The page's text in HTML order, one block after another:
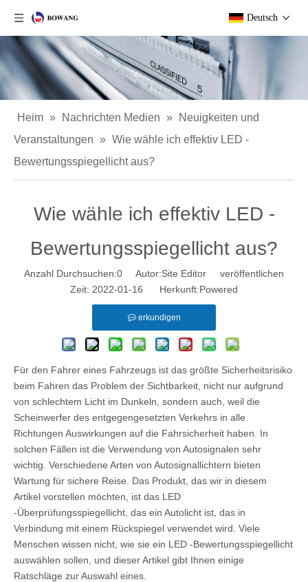
Deutsch
Heim » Nachrichten Medien »
Neuigkeiten und
Veranstaltungen » Wie wähle ich effektiv LED -
Bewertungsspiegellicht aus?
Wie wähle ich effektiv LED -
Bewertungsspiegellicht aus?
Anzahl Durchsuchen:0 Autor:Site Editor veröffentlichen
Zeit: 2022-01-16 Herkunft:Powered
erkundigen
Für den Fahrer eines Fahrzeugs ist das größte Sicherheitsrisiko
beim Fahren das Problem der Sichtbarkeit, nicht nur aufgrund
von schlechtem Licht im Dunkeln, sondern auch, weil die
Scheinwerfer des entgegengesetzten Verkehrs in alle
Richtungen Auswirkungen auf die Fahrsicherheit haben. In
solchen Fällen ist die Verwendung von Autosignalen sehr
wichtig. Verschiedene Arten von Autosignallichtern bieten
Wartung für sichere Reise. Das Produkt, das wir in diesem
Artikel vorstellen möchten, ist das LED
-Überprüfungsspiegellicht, das ein Autolicht ist, das in
Verbindung mit einem Rückspiegel verwendet wird. Viele
Menschen wissen nicht, wie sie ein LED -Bewertungsspiegellicht
auswählen sollen, und dieser Artikel gibt Ihnen einige
Ratschläge zur Auswahl eines.